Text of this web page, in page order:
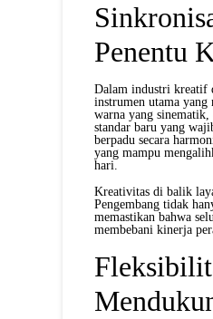
Penentu
Dalam industri kreatif
instrumen utama yang
warna yang
standar baru yang
berpadu secara
yang mampu
hari.
Kreativitas di balik
Pengembang tidak
memastikan bahwa
membebani kinerja